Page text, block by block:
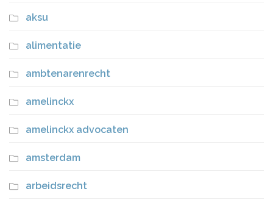
aksu
alimentatie
ambtenarenrecht
amelinckx
amelinckx advocaten
amsterdam
arbeidsrecht